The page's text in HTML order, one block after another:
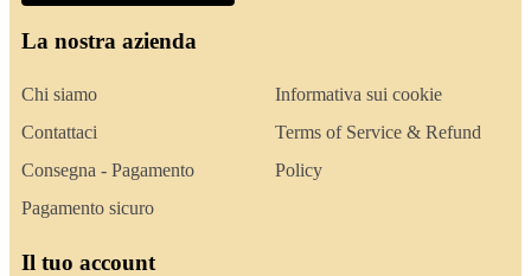
La nostra azienda
Chi siamo
Contattaci
Consegna - Pagamento
Pagamento sicuro
Informativa sui cookie
Terms of Service & Refund
Policy
Il tuo account